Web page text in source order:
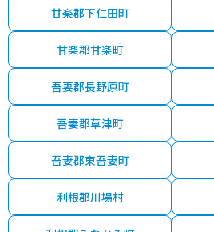
甘楽郡下仁田町
甘楽郡甘楽町
吾妻郡長野原町
吾妻郡草津町
吾妻郡東吾妻町
利根郡川場村